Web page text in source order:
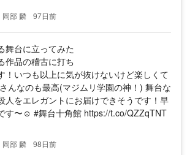
岡部 麟 97日前
舞台に立ってみた
作品の稽古に打ち
！いつも以上に気が抜けないけど楽しくて
んなのも最高(マジムリ学園の神！) 舞台な
人をエレガントにお届けできそうです！早
す〜☺️ #舞台十角館 https://t.co/QZZqTNT
岡部 麟 98日前